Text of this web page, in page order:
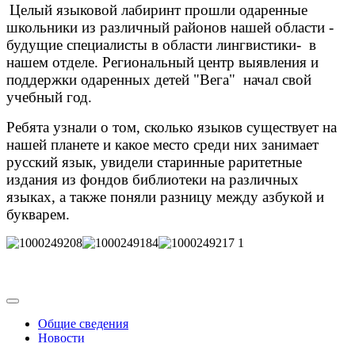
Целый языковой лабиринт прошли одаренные
школьники из различный районов нашей области -
будущие специалисты в области лингвистики- в
нашем отделе. Региональный центр выявления и
поддержки одаренных детей "Вега" начал свой
учебный год.
Ребята узнали о том, сколько языков существует на
нашей планете и какое место среди них занимает
русский язык, увидели старинные раритетные
издания из фондов библиотеки на различных
языках, а также поняли разницу между азбукой и
букварем.
Общие сведения
Новости